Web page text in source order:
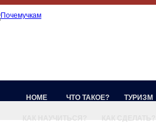
HOME ЧТО ТАКОЕ? ТУРИЗМ
КАК НАУЧИТЬСЯ? КАК СДЕЛАТЬ?